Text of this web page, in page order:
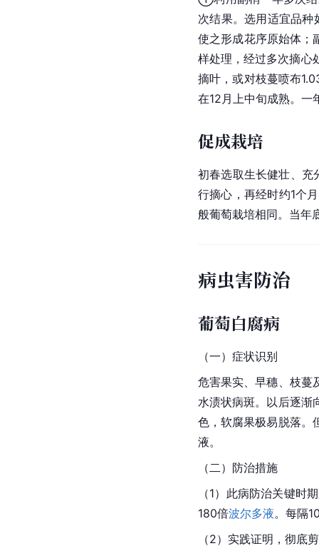
次结果。选用适宜品
使之形成花序原始体；
样处理，经过多次摘
摘叶，或对枝蔓喷布
在12月上中旬成熟。一
促成栽培
初春选取生长健壮、充
行摘心，再经时约1个
般葡萄栽培相同。当年
病虫害防治
葡萄白腐病
（一）症状识别
危害果实、早穗、枝蔓
水渍状病斑。以后逐渐
色，软腐果极易脱落。
液。
（二）防治措施
（1）此病防治关键时
180倍波尔多液。每隔
（2）实践证明，彻底